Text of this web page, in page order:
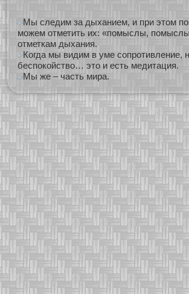
Мы следим за дыханием, и при этом
можем отметить их: «помыслы,
отметкам дыхания.
Когда мы видим в уме сопротивление,
беспокойство… это и есть медитация.
Мы же – часть мира.